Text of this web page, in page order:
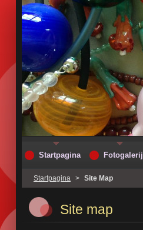
Startpagina > Site Map
Site map
Startpagina Fotogalerij